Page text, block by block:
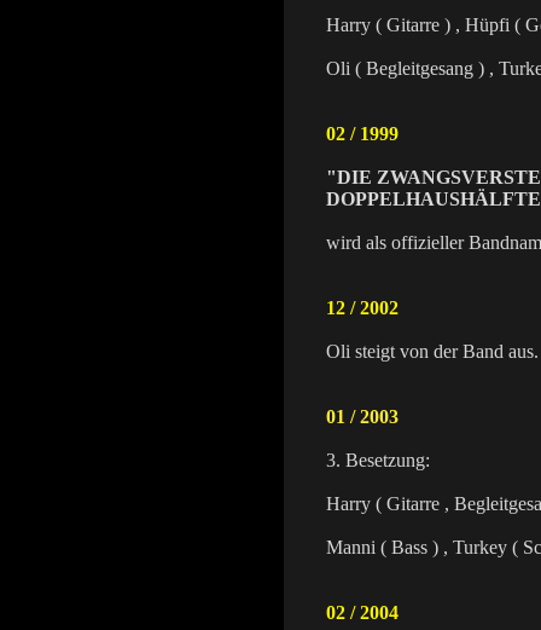
Harry ( Gitarre ) , Hüpfi (
Oli ( Begleitgesang ) ,
02 / 1999
"DIE
wird als offizieller
12 / 2002
Oli steigt von der Band aus.
01 / 2003
3. Besetzung:
Harry ( Gitarre ,
Manni ( Bass ) , Turkey (
02 / 2004